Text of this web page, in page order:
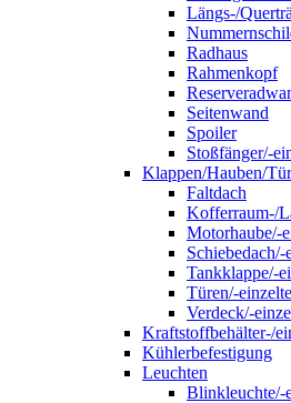
Längs-/
Radhaus
Rahmenkopf
Seitenwand
Spoiler
Stoßfänger/-
Klappen/Hauben/
Faltdach
Kofferraum-/
Motorhaube/-
Tankklappe/-
Türen/-
Verdeck/-
Kraftstoffbehälter-/
Kühlerbefestigung
Leuchten
Blinkleuchte/-